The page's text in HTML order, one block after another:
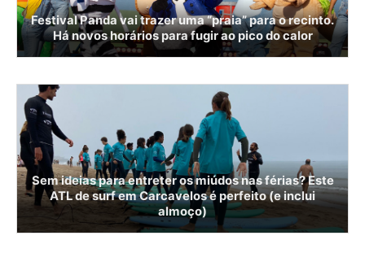
Festival Panda vai trazer uma “praia” para o recinto.
Há novos horários para fugir ao pico do calor
Sem ideias para entreter os miúdos nas férias? Este
ATL de surf em Carcavelos é perfeito (e inclui
almoço)